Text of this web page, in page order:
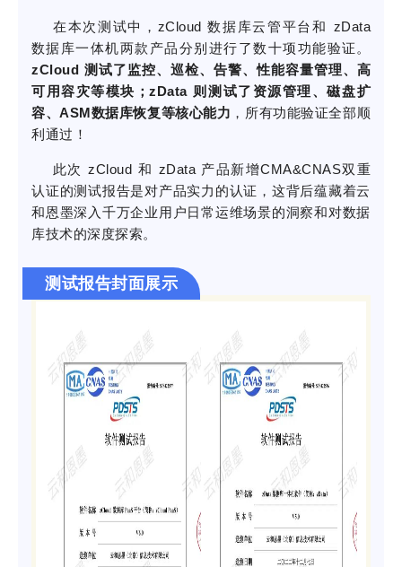
在本次测试中，zCloud 数据库云管平台和 zData
数据库一体机两款产品分别进行了数十项功能验证。
zCloud 测试了监控、巡检、告警、性能容量管理、高
可用容灾等模块；zData 则测试了资源管理、磁盘扩
容、ASM数据库恢复等核心能力 ，所有功能验证全部顺
利通过！
此次 zCloud 和 zData 产品新增CMA&CNAS双重
认证的测试报告是对产品实力的认证，这背后蕴藏着云
和恩墨深入千万企业用户日常运维场景的洞察和对数据
库技术的深度探索。
测试报告封面展示